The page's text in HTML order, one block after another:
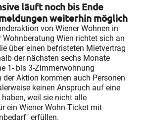
läuft noch bis Ende
weiterhin möglich
von Wiener Wohnen in
Wien richtet sich an
über einen befristeten Mietvertrag
der nächsten sechs Monate
1- bis 3-Zimmerwohnung
der Aktion kommen auch Personen
keinen Anspruch auf eine
haben, weil sie nicht alle
ein Wiener Wohn-Ticket mit
erfüllen.